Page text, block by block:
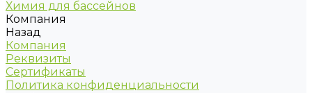
Химия для бассейнов
Компания
Назад
Компания
Реквизиты
Сертификаты
Политика конфиденциальности